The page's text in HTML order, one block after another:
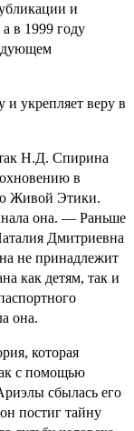
и
в 1999 году
укрепляет веру в
Н.Д. Спирина
в
Живой Этики.
она. — Раньше
Дмитриевна
не принадлежит
как детям, так и
она.
которая
с помощью
сбылась его
постиг тайну